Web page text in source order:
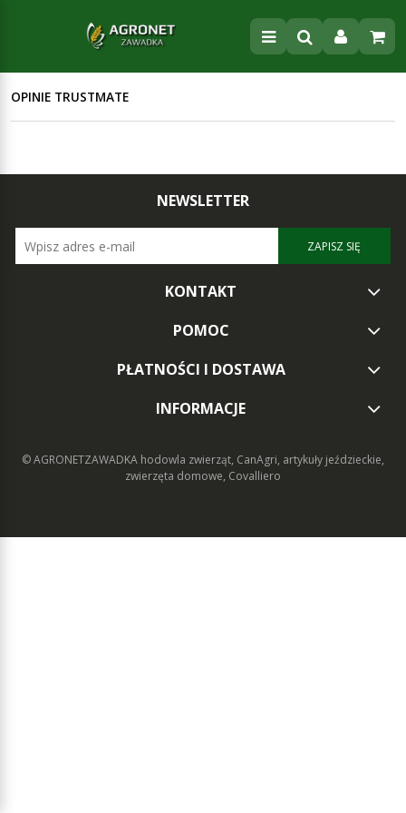
OPINIE TRUSTMATE
NEWSLETTER
ZAPISZ SIĘ
KONTAKT
POMOC
PŁATNOŚCI I DOSTAWA
INFORMACJE
© AGRONETZAWADKA hodowla zwierząt, CanAgri, artykuły jeździeckie,
zwierzęta domowe, Covalliero